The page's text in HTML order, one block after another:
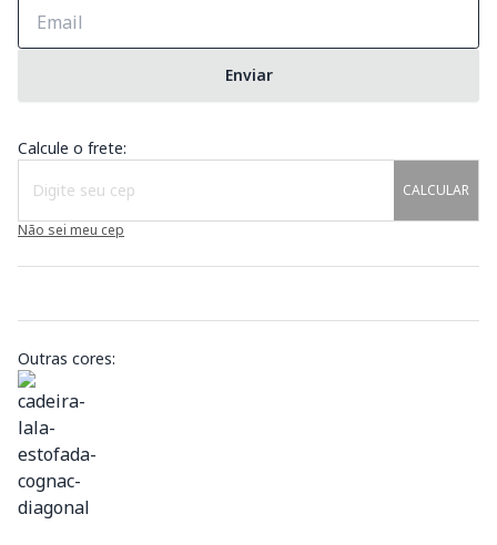
Enviar
Calcule o frete:
CALCULAR
Não sei meu cep
Outras cores: